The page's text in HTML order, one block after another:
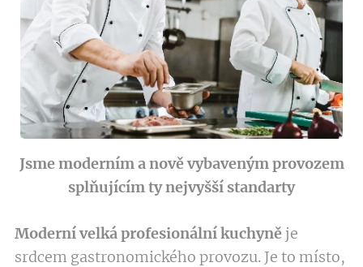
Jsme moderním a nově vybaveným provozem
splňujícím ty nejvyšší standarty
Moderní velká profesionální kuchyně je
srdcem gastronomického provozu. Je to místo,